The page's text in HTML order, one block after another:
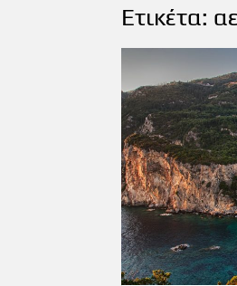
Ετικέτα: